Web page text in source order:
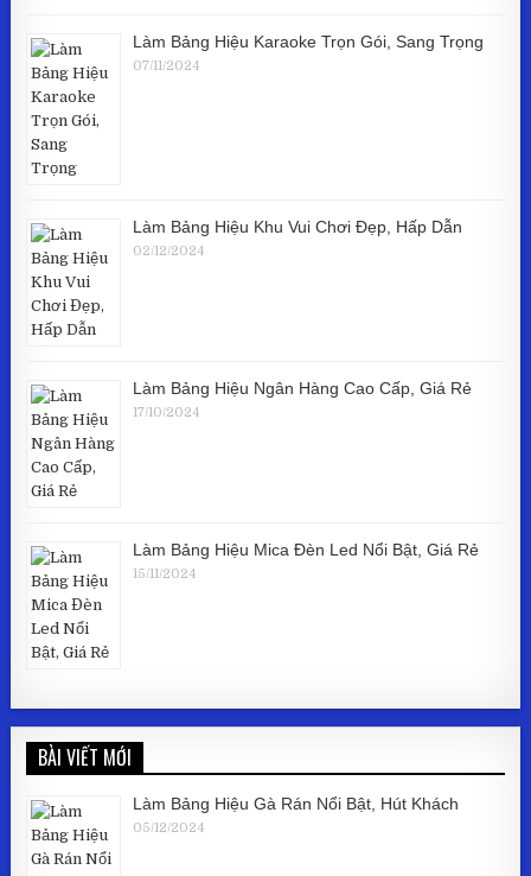
Làm Bảng Hiệu Karaoke Trọn Gói, Sang Trọng
07/11/2024
Làm Bảng Hiệu Khu Vui Chơi Đẹp, Hấp Dẫn
02/12/2024
Làm Bảng Hiệu Ngân Hàng Cao Cấp, Giá Rẻ
17/10/2024
Làm Bảng Hiệu Mica Đèn Led Nổi Bật, Giá Rẻ
15/11/2024
BÀI VIẾT MỚI
Làm Bảng Hiệu Gà Rán Nổi Bật, Hút Khách
05/12/2024